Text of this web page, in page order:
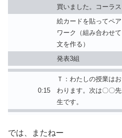
買いました。コーラス
絵カードを貼ってペア
ワーク（組み合わせて
文を作る）
発表3組
0:15
Ｔ：わたしの授業はお
わります。次は〇〇先
生です。
では、またねー